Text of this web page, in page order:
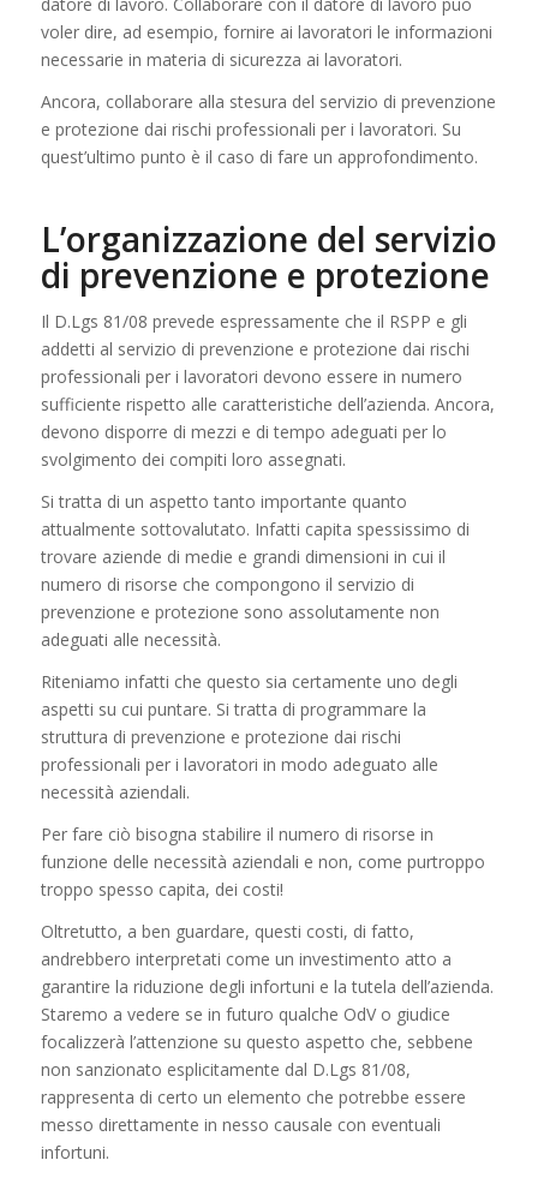
datore di lavoro. Collaborare con il datore di lavoro può
voler dire, ad esempio, fornire ai lavoratori le informazioni
necessarie in materia di sicurezza ai lavoratori.
Ancora, collaborare alla stesura del servizio di prevenzione
e protezione dai rischi professionali per i lavoratori. Su
quest’ultimo punto è il caso di fare un approfondimento.
L’organizzazione del servizio
di prevenzione e protezione
Il D.Lgs 81/08 prevede espressamente che il RSPP e gli
addetti al servizio di prevenzione e protezione dai rischi
professionali per i lavoratori devono essere in numero
sufficiente rispetto alle caratteristiche dell’azienda. Ancora,
devono disporre di mezzi e di tempo adeguati per lo
svolgimento dei compiti loro assegnati.
Si tratta di un aspetto tanto importante quanto
attualmente sottovalutato. Infatti capita spessissimo di
trovare aziende di medie e grandi dimensioni in cui il
numero di risorse che compongono il servizio di
prevenzione e protezione sono assolutamente non
adeguati alle necessità.
Riteniamo infatti che questo sia certamente uno degli
aspetti su cui puntare. Si tratta di programmare la
struttura di prevenzione e protezione dai rischi
professionali per i lavoratori in modo adeguato alle
necessità aziendali.
Per fare ciò bisogna stabilire il numero di risorse in
funzione delle necessità aziendali e non, come purtroppo
troppo spesso capita, dei costi!
Oltretutto, a ben guardare, questi costi, di fatto,
andrebbero interpretati come un investimento atto a
garantire la riduzione degli infortuni e la tutela dell’azienda.
Staremo a vedere se in futuro qualche OdV o giudice
focalizzerà l’attenzione su questo aspetto che, sebbene
non sanzionato esplicitamente dal D.Lgs 81/08,
rappresenta di certo un elemento che potrebbe essere
messo direttamente in nesso causale con eventuali
infortuni.